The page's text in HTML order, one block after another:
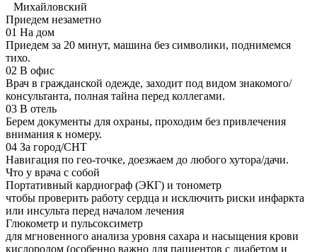
Михайловский
Приедем незаметно
01 На дом
Приедем за 20 минут, машина без символики, поднимемся
тихо.
02 В офис
Врач в гражданской одежде, заходит под видом знакомого/
консультанта, полная тайна перед коллегами.
03 В отель
Берем документы для охраны, проходим без привлечения
внимания к номеру.
04 За город/СНТ
Навигация по гео-точке, доезжаем до любого хутора/дачи.
Что у врача с собой
Портативный кардиограф (ЭКГ) и тонометр
чтобы проверить работу сердца и исключить риски инфаркта
или инсульта перед началом лечения
Глюкометр и пульсоксиметр
для мгновенного анализа уровня сахара и насыщения крови
кислородом (особенно важно для пациентов с диабетом и